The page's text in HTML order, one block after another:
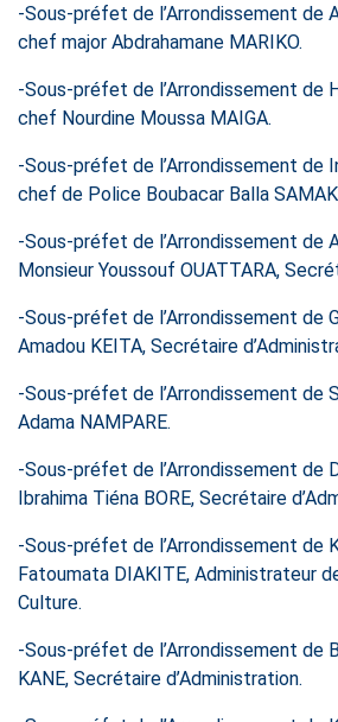
-Sous-préfet de l’Arrondissement de
chef major Abdrahamane MARIKO.
-Sous-préfet de l’Arrondissement de
chef Nourdine Moussa MAIGA.
-Sous-préfet de l’Arrondissement de
chef de Police Boubacar Balla
-Sous-préfet de l’Arrondissement de
Monsieur Youssouf OUATTARA,
-Sous-préfet de l’Arrondissement de
Amadou KEITA, Secrétaire
-Sous-préfet de l’Arrondissement de
Adama NAMPARE.
-Sous-préfet de l’Arrondissement de
Ibrahima Tiéna BORE, Secrétaire
-Sous-préfet de l’Arrondissement de
Fatoumata DIAKITE, Administrateur
Culture.
-Sous-préfet de l’Arrondissement de
KANE, Secrétaire d’Administration.